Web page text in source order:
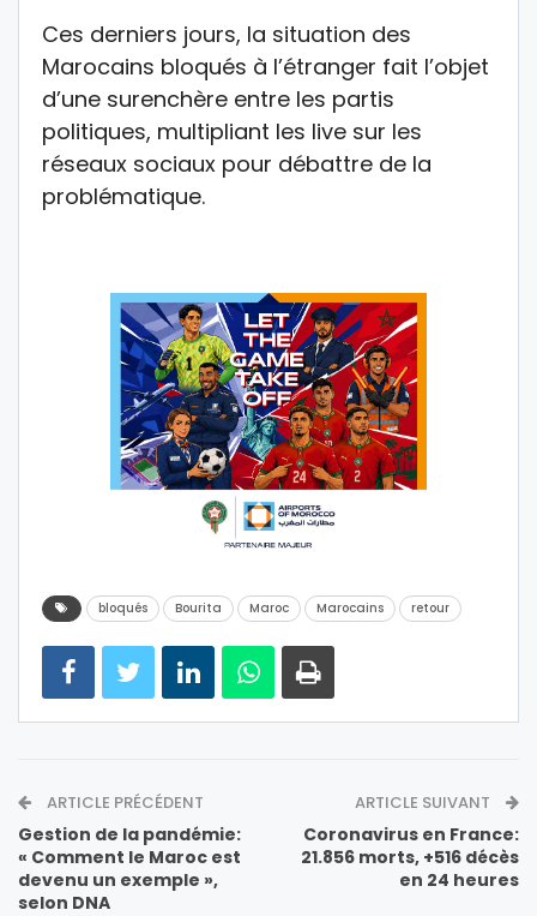
Ces derniers jours, la situation des
Marocains bloqués à l’étranger fait l’objet
d’une surenchère entre les partis
politiques, multipliant les live sur les
réseaux sociaux pour débattre de la
problématique.
bloqués Bourita Maroc Marocains retour
ARTICLE PRÉCÉDENT
Gestion de la pandémie:
« Comment le Maroc est
devenu un exemple »,
selon DNA
ARTICLE SUIVANT
Coronavirus en France:
21.856 morts, +516 décès
en 24 heures